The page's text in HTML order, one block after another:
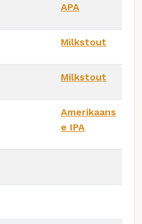
APA
Milkstout
Milkstout
Amerikaans
e IPA